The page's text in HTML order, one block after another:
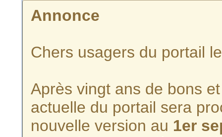
Annonce
Chers usagers du portail
Après vingt ans de bons
actuelle du portail sera
nouvelle version au 1er